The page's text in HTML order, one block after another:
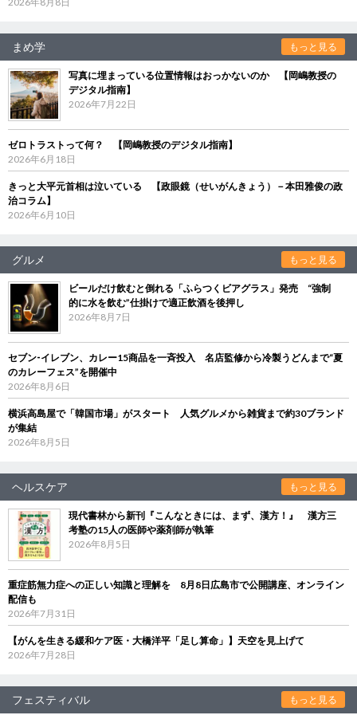
まめ学 もっと見る
写真に埋まっている位置情報はおっかないのか 【岡嶋教授の
デジタル指南】
2026年7月22日
ゼロトラストって何？ 【岡嶋教授のデジタル指南】
2026年6月18日
きっと大平元首相は泣いている 【政眼鏡（せいがんきょう）－本田雅俊の政
治コラム】
2026年6月10日
グルメ もっと見る
ビールだけ飲むと倒れる「ふらつくビアグラス」発売 “強制
的に水を飲む”仕掛けで適正飲酒を後押し
2026年8月7日
セブン‐イレブン、カレー15商品を一斉投入 名店監修から冷製うどんまで“夏
のカレーフェス”を開催中
2026年8月6日
横浜高島屋で「韓国市場」がスタート 人気グルメから雑貨まで約30ブランド
が集結
2026年8月5日
ヘルスケア もっと見る
現代書林から新刊『こんなときには、まず、漢方！』 漢方三
考塾の15人の医師や薬剤師が執筆
2026年8月5日
重症筋無力症への正しい知識と理解を 8月8日広島市で公開講座、オンライン
配信も
2026年7月31日
【がんを生きる緩和ケア医・大橋洋平「足し算命」】天空を見上げて
2026年7月28日
フェスティバル もっと見る